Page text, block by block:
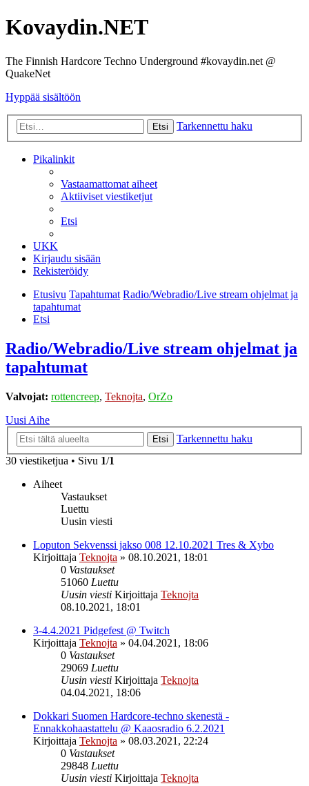
Kovaydin.NET
The Finnish Hardcore Techno Underground #kovaydin.net @
QuakeNet
Hyppää sisältöön
Etsi Tarkennettu haku
Pikalinkit
Vastaamattomat aiheet
Aktiiviset viestiketjut
Etsi
UKK
Kirjaudu sisään
Rekisteröidy
Etusivu Tapahtumat Radio/Webradio/Live stream ohjelmat ja
tapahtumat
Etsi
Radio/Webradio/Live stream ohjelmat ja
tapahtumat
Valvojat: rottencreep, Teknojta, OrZo
Uusi Aihe
Etsi
Tarkennettu haku
30 viestiketjua • Sivu 1/1
Aiheet
Vastaukset
Luettu
Uusin viesti
Loputon Sekvenssi jakso 008 12.10.2021 Tres & Xybo
Kirjoittaja Teknojta » 08.10.2021, 18:01
0 Vastaukset
51060 Luettu
Uusin viesti Kirjoittaja Teknojta
08.10.2021, 18:01
3-4.4.2021 Pidgefest @ Twitch
Kirjoittaja Teknojta » 04.04.2021, 18:06
0 Vastaukset
29069 Luettu
Uusin viesti Kirjoittaja Teknojta
04.04.2021, 18:06
Dokkari Suomen Hardcore-techno skenestä -
Ennakkohaastattelu @ Kaaosradio 6.2.2021
Kirjoittaja Teknojta » 08.03.2021, 22:24
0 Vastaukset
29848 Luettu
Uusin viesti Kirjoittaja Teknojta